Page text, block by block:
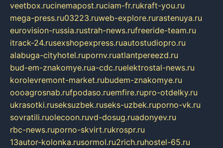
veetbox.rucinemapost.ruciam-fr.rukraft-you.ru
mega-press.ru03223.ruweb-explore.rurastenuya.ru
eurovision-russia.rustrah-news.rufreeride-team.ru
itrack-24.rusexshopexpress.ruautostudiopro.ru
alabuga-cityhotel.rupornv.ruatlantpereezd.ru
bud-em-znakomye.rua-cdc.ruelektrostal-news.ru
korolevremont-market.rubudem-znakomye.ru
oooagrosnab.rufpodaso.ruemfire.rupro-otdelky.ru
ukrasotki.ruseksuzbek.ruseks-uzbek.ruporno-vk.ru
sovratili.ruolecoon.ruvd-dosug.ruadonyev.ru
rbc-news.ruporno-skvirt.rukrospr.ru
13autor-kolonka.rusormol.ru2rich.ruhostel-65.ru